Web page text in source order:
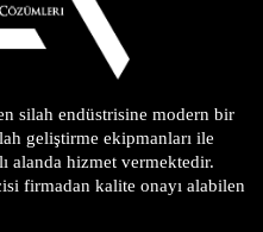
silah endüstrisine modern bir
geliştirme ekipmanları ile
alanda hizmet vermektedir.
firmadan kalite onayı alabilen